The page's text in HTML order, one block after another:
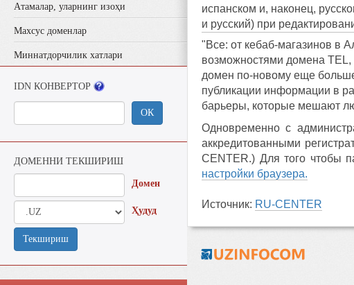
Aтамалар, уларнинг изоҳи
Махсус доменлар
Миннатдорчилик хатлари
IDN КОНВЕРТОР
ОК
ДОМЕННИ ТЕКШИРИШ
Домен
Ҳудуд
Текшириш
испанском и, наконец,
и русский) при
"Все: от кебаб-магазинов в
возможностями домена
домен по-новому еще
публикации информации в
барьеры, которые мешают
Одновременно с
аккредитованными
CENTER.) Для того чтобы
настройки браузера.
Источник: RU-CENTER